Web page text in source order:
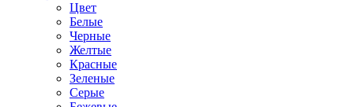
Цвет
Белые
Черные
Желтые
Красные
Зеленые
Серые